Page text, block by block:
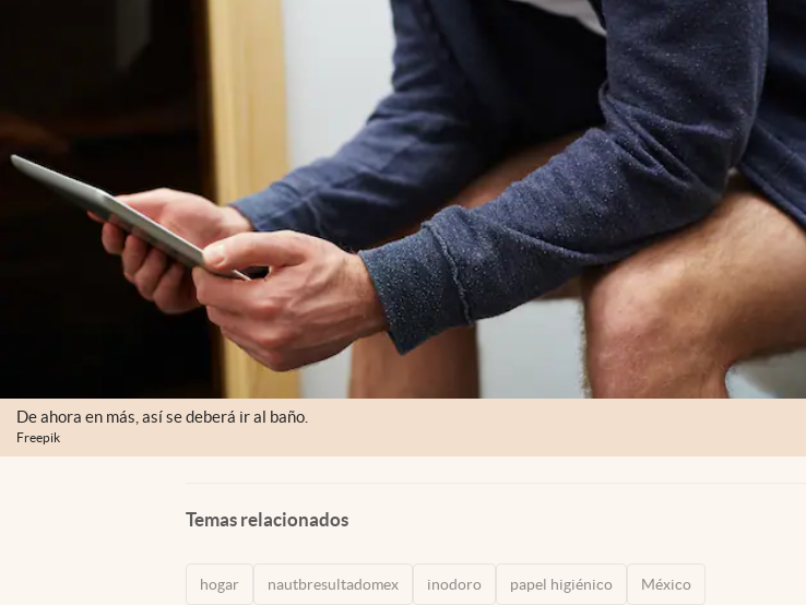
De ahora en más, así se deberá ir al baño.
Freepik
Temas relacionados
hogar nautbresultadomex inodoro papel higiénico México